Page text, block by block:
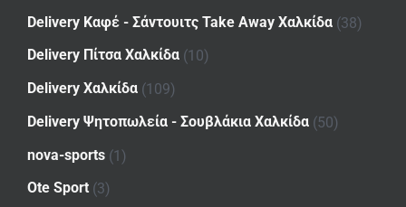
Delivery Καφέ - Σάντουιτς Take Away Χαλκίδα (38)
Delivery Πίτσα Χαλκίδα (10)
Delivery Χαλκίδα (109)
Delivery Ψητοπωλεία - Σουβλάκια Χαλκίδα (50)
nova-sports (1)
Ote Sport (3)